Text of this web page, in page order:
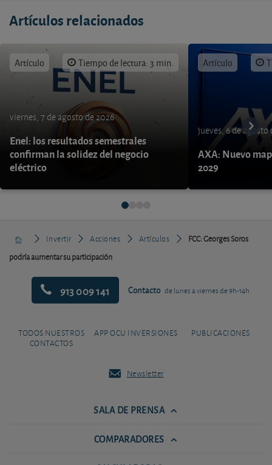
Artículos relacionados
Artículo Tiempo de lectura: 3 min.
viernes, 7 de agosto de 2026
Enel: los resultados semestrales
confirman la solidez del negocio
eléctrico
Artículo
jueves, 6 de agosto
AXA: Nuevo
2029
Invertir Acciones Artículos
FCC: Georges Soros
podría aumentar su participación
913 009 141 Contacto de lunes a viernes de 9h-14h
TODOS NUESTROS
CONTACTOS
APP OCU INVERSIONES PUBLICACIONES
Newsletter
SALA DE PRENSA
COMPARADORES